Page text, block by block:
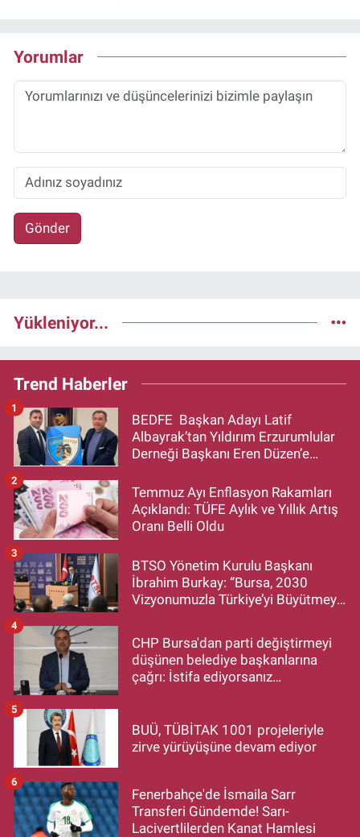
Yorumlar
Gönder
Yükleniyor...
Trend Haberler
BEDFE Başkan Adayı Latif
Albayrak’tan Yıldırım Erzurumlular
Derneği Başkanı Eren Düzen’e
1
Temmuz Ayı Enflasyon Rakamları
Açıklandı: TÜFE Aylık ve Yıllık Artış
Oranı Belli Oldu
2
BTSO Yönetim Kurulu Başkanı
İbrahim Burkay: “Bursa, 2030
Vizyonumuzla Türkiye’yi Büyütmeye
3
CHP Bursa'dan parti değiştirmeyi
düşünen belediye başkanlarına
çağrı: İstifa ediyorsanız
4
BUÜ, TÜBİTAK 1001 projeleriyle
zirve yürüyüşüne devam ediyor
5
Fenerbahçe'de İsmaila Sarr
Transferi Gündemde! Sarı-
Lacivertlilerden Kanat Hamlesi
6